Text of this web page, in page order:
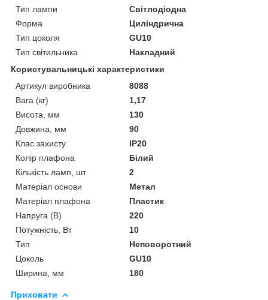
Тип лампи
Світлодіодна
Форма
Циліндрична
Тип цоколя
GU10
Тип світильника
Накладний
Користувальницькі характеристики
Артикул виробника
8088
Вага (кг)
1,17
Висота, мм
130
Довжина, мм
90
Клас захисту
IP20
Колір плафона
Білий
Кількість ламп, шт
2
Матеріал основи
Метал
Матеріал плафона
Пластик
Напруга (В)
220
Потужність, Вт
10
Тип
Неповоротний
Цоколь
GU10
Ширина, мм
180
Приховати